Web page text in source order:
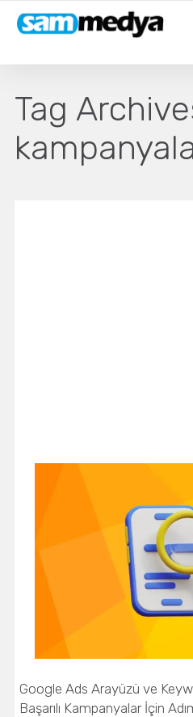
Tag
Google Ads Arayüzü ve
Başarılı Kampanyalar İçin